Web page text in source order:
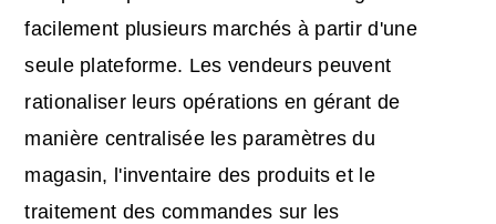
facilement plusieurs marchés à partir d'une
seule plateforme. Les vendeurs peuvent
rationaliser leurs opérations en gérant de
manière centralisée les paramètres du
magasin, l'inventaire des produits et le
traitement des commandes sur les